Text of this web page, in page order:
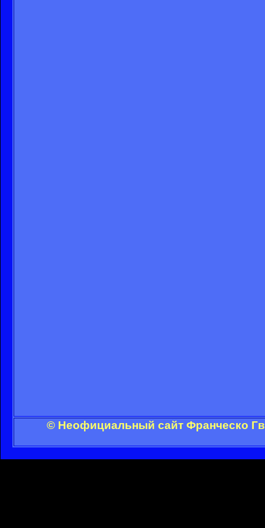
© Неофициальный сайт Франческо